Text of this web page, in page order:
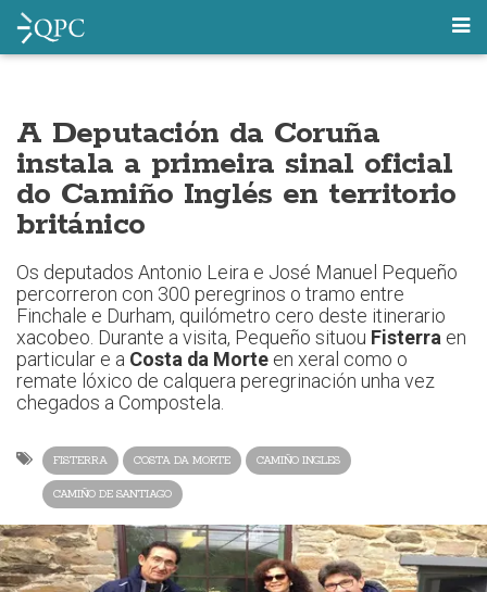
A Deputación da Coruña
instala a primeira sinal oficial
do Camiño Inglés en territorio
británico
Os deputados Antonio Leira e José Manuel Pequeño
percorreron con 300 peregrinos o tramo entre
Finchale e Durham, quilómetro cero deste itinerario
xacobeo. Durante a visita, Pequeño situou Fisterra en
particular e a Costa da Morte en xeral como o
remate lóxico de calquera peregrinación unha vez
chegados a Compostela.
FISTERRA COSTA DA MORTE CAMIÑO INGLES
CAMIÑO DE SANTIAGO